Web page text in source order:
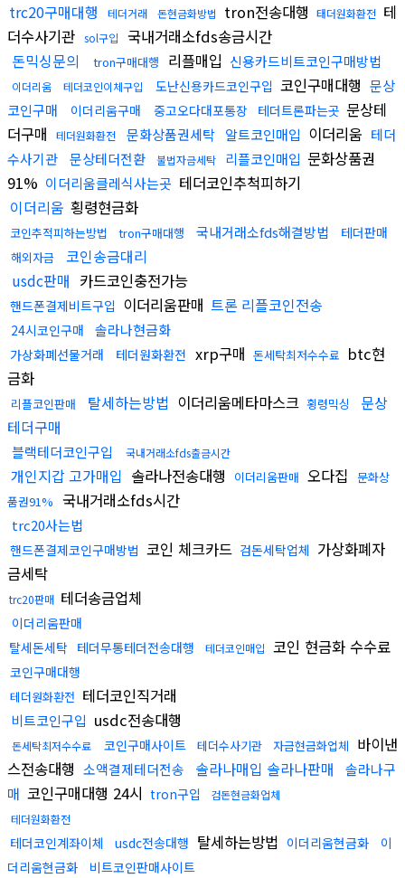
trc20구매대행
테더거래 돈현금화방법 tron전송대행 태더원화환전 테
더수사기관 sol구입
국내거래소fds송금시간
돈믹싱문의
tron구매대행 리플매입 신용카드비트코인구매방법
이더리움 테더코인이체구입 도난신용카드코인구입 코인구매대행 문상
코인구매
이더리움구매 중고오다대포통장 테더트론파는곳 문상테
더구매
테더원화환전 문화상품권세탁 알트코인매입 이더리움 테더
수사기관
문상테더전환 불법자금세탁 리플코인매입 문화상품권
91% 이더리움클레식사는곳 테더코인추척피하기
이더리움 횡령현금화
코인추적피하는방법 tron구매대행 국내거래소fds해결방법 테더판매
해외자금
코인송금대리
usdc판매 카드코인충전가능
핸드폰결제비트구입 이더리움판매 트론 리플코인전송
24시코인구매 솔라나현금화
가상화폐선물거래 테더원화환전 xrp구매 돈세탁최저수수료 btc현
금화
리플코인판매 탈세하는방법 이더리움메타마스크 횡령믹싱
문상
테더구매
블랙테더코인구입 국내거래소fds출금시간
개인지갑 고가매입 솔라나전송대행 이더리움판매 오다집
문화상
품권91% 국내거래소fds시간
trc20사는법
핸드폰결제코인구매방법 코인 체크카드 검돈세탁업체 가상화폐자
금세탁
trc20판매 테더송금업체
이더리움판매
탈세돈세탁 테더무통테더전송대행 테더코인매입 코인 현금화 수수료
코인구매대행
테더원화환전 테더코인직거래
비트코인구입 usdc전송대행
돈세탁최저수수료 코인구매사이트 테더수사기관 자금현금화업체 바이낸
스전송대행 소액결제테더전송 솔라나매입 솔라나판매
솔라나구
매 코인구매대행 24시 tron구입
검돈현금화업체
테더원화환전
테더코인계좌이체 usdc전송대행 탈세하는방법 이더리움현금화
이
더리움현금화
비트코인판매사이트